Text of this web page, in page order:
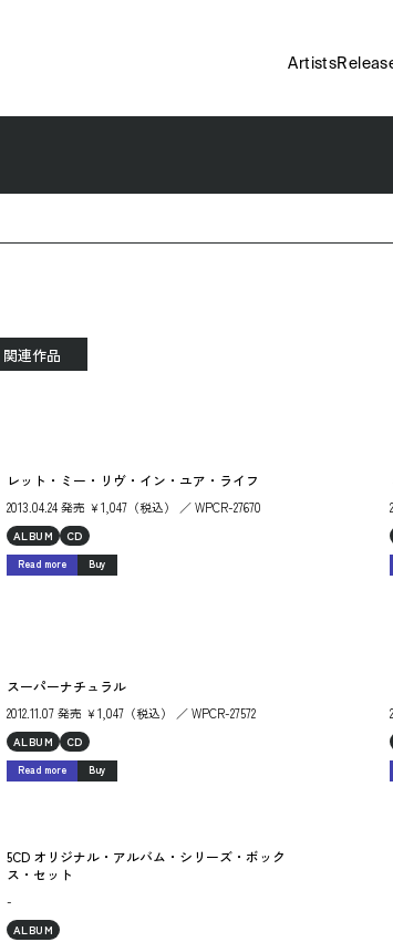
関連作品
レット・ミー・リヴ・イン・ユア・ライフ
2013.04.24 発売 ￥1,047（税込） ／ WPCR-27670
ALBUM CD
Read more Buy
スーパーナチュラル
2012.11.07 発売 ￥1,047（税込） ／ WPCR-27572
ALBUM CD
Read more Buy
5CD オリジナル・アルバム・シリーズ・ボック
ス・セット
-
ALBUM
Artists